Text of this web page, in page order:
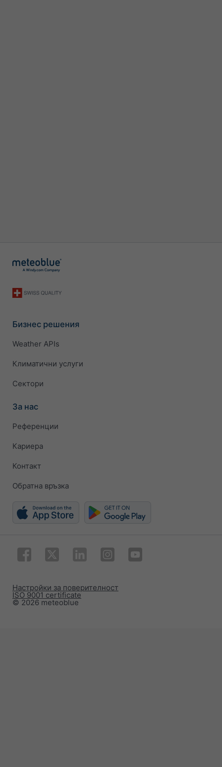
Бизнес решения
Weather APIs
Климатични услуги
Сектори
За нас
Референции
Кариера
Контакт
Обратна връзка
© 2026 meteoblue
ISO 9001 certificate
Настройки за поверителност